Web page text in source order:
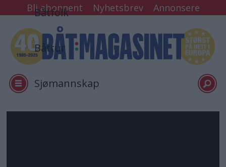
Bli abonnent Nyhetsbrev Annonsere
Båtfolk
Båttur
Sjømannskap